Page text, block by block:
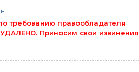
требованию правообладателя
Приносим свои извинения